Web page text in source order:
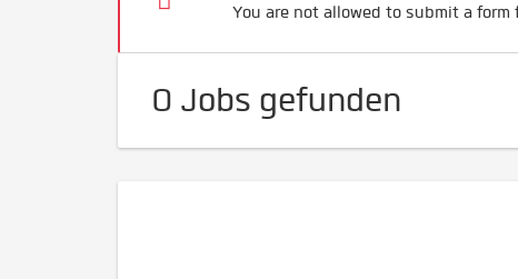
You are not allowed to submit a form
0 Jobs gefunden